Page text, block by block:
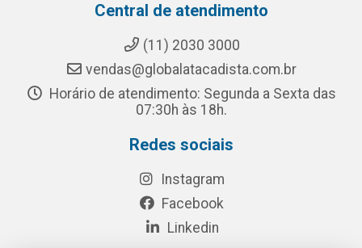
Central de atendimento
(11) 2030 3000
vendas@globalatacadista.com.br
Horário de atendimento: Segunda a Sexta das
07:30h às 18h.
Redes sociais
Instagram
Facebook
Linkedin